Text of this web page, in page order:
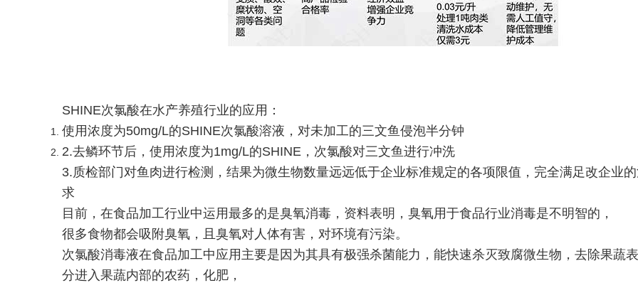
SHINE次氯酸在水产养殖行业的应用：
使用浓度为50mg/L的SHINE次氯酸溶液，对未加工的三文鱼侵泡半分钟
2.去鳞环节后，使用浓度为1mg/L的SHINE，次氯酸对三文鱼进行冲洗
3.质检部门对鱼肉进行检测，结果为微生物数量远远低于企业标准规定的各项限值，完全满足改企业
求
目前，在食品加工行业中运用最多的是臭氧消毒，资料表明，臭氧用于食品行业消毒是不明智的，
很多食物都会吸附臭氧，且臭氧对人体有害，对环境有污染。
次氯酸消毒液在食品加工中应用主要是因为其具有极强杀菌能力，能快速杀灭致腐微生物，去除果蔬
分进入果蔬内部的农药，化肥，